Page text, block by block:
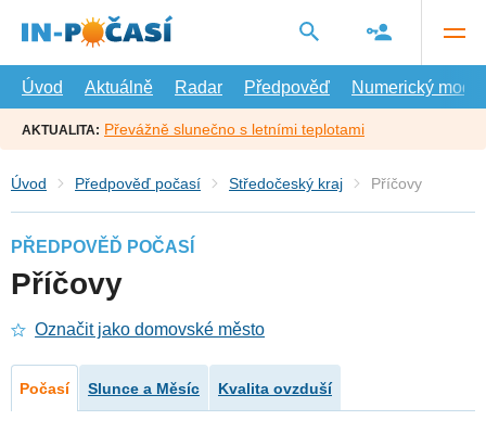
hlavní
Úvod
Aktuálně Radar Předpověď Numerický model
AKTUALITA: Převážně slunečno s letními teplotami
Úvod Předpověď počasí Středočeský kraj Příčovy
PŘEDPOVĚĎ POČASÍ
Příčovy
Označit jako domovské město
Počasí Slunce a Měsíc Kvalita ovzduší